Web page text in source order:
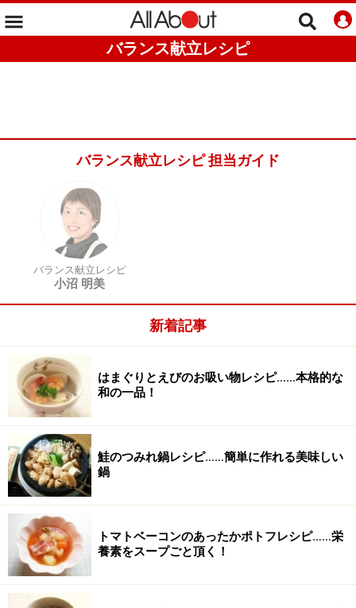
バランス献立レシピ
バランス献立レシピ 担当ガイド
バランス献立レシピ
小沼 明美
新着記事
はまぐりとえびのお吸い物レシピ……本格的な
和の一品！
鮭のつみれ鍋レシピ……簡単に作れる美味しい
鍋
トマトベーコンのあったかポトフレシピ……栄
養素をスープごと頂く！